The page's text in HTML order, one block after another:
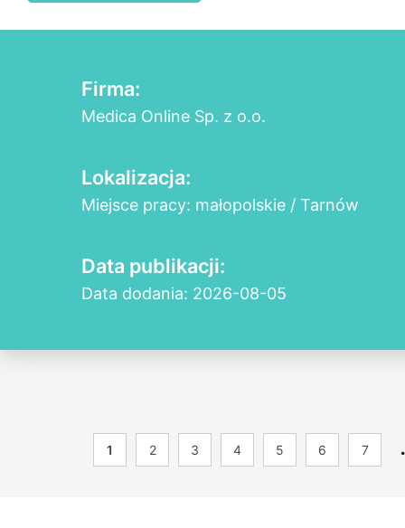
Firma:
Medica Online Sp. z o.o.
Lokalizacja:
Miejsce pracy: małopolskie / Tarnów
Data publikacji:
Data dodania: 2026-08-05
1 2 3 4 5 6 7